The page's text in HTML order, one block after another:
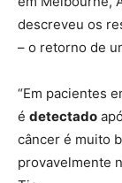
descreveu os
– o retorno de
“Em pacientes
é detectado
câncer é muito
provavelmente